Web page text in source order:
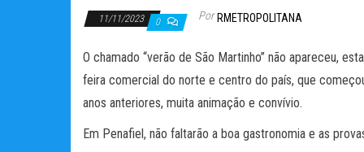
11/11/2023 0 Por RMETROPOLITANA
O chamado “verão de São Martinho” não apareceu,
feira comercial do norte e centro do país, que
anos anteriores, muita animação e convívio.
Em Penafiel, não faltarão a boa gastronomia e as